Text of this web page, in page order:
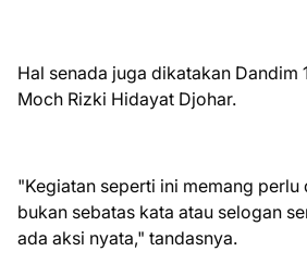
Hal senada juga dikatakan Dandim
Moch Rizki Hidayat Djohar.
"Kegiatan seperti ini memang perlu
bukan sebatas kata atau selogan
ada aksi nyata," tandasnya.